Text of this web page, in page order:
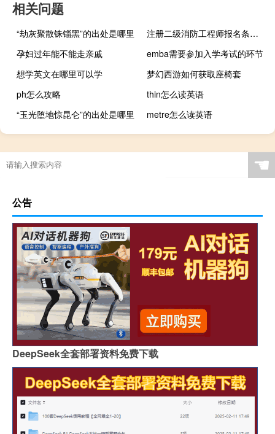
相关问题
“劫灰聚散铢锱黑”的出处是哪里
注册二级消防工程师报名条件是什么_
孕妇过年能不能走亲戚
emba需要参加入学考试的环节
想学英文在哪里可以学
梦幻西游如何获取座椅套
ph怎么攻略
thin怎么读英语
“玉光堕地惊昆仑”的出处是哪里
metre怎么读英语
☚
公告
DeepSeek全套部署资料免费下载